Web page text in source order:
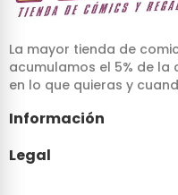
La mayor tienda de
acumulamos el 5% de
en lo que quieras y
Información
Legal